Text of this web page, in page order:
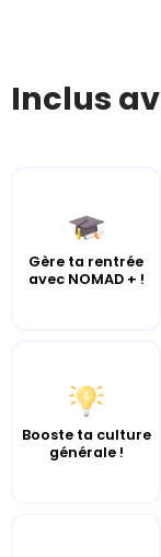
Inclus
Gère ta rentrée
avec NOMAD + !
Booste ta culture
générale !